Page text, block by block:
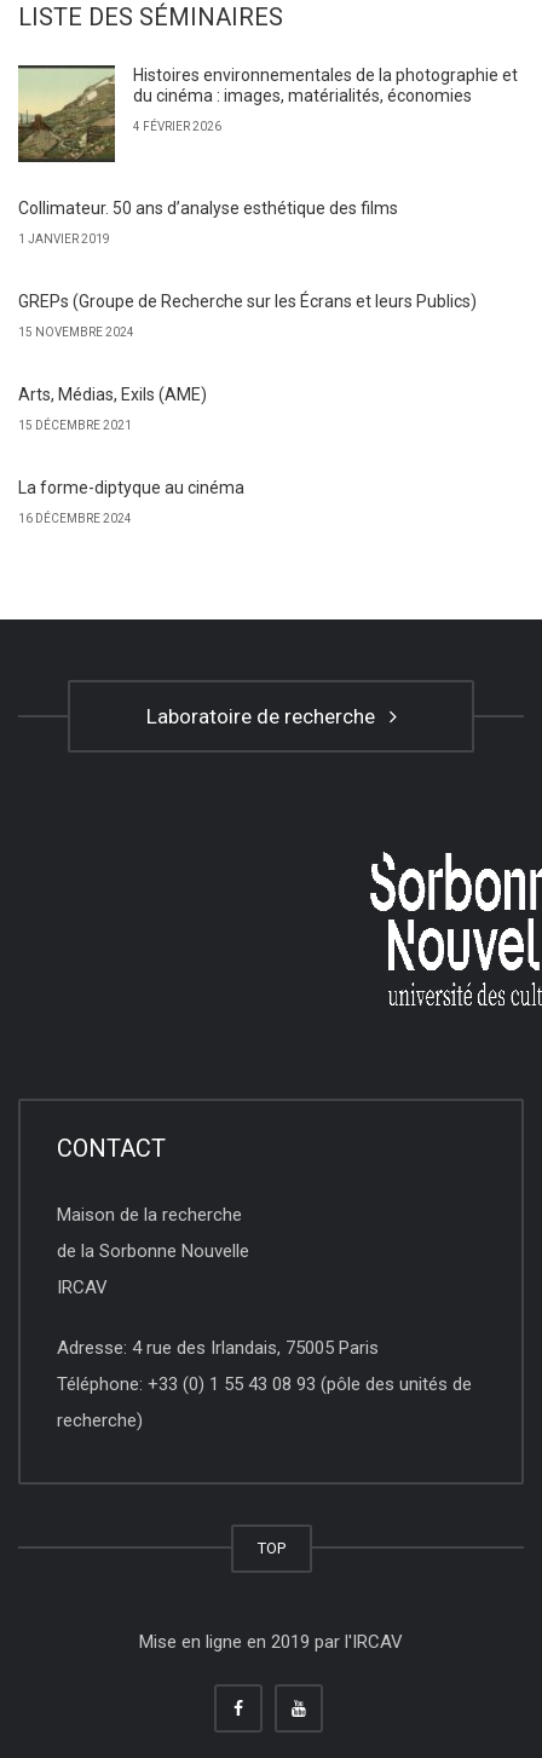
LISTE DES SÉMINAIRES
Histoires environnementales de la photographie et
du cinéma : images, matérialités, économies
4 FÉVRIER 2026
Collimateur. 50 ans d’analyse esthétique des films
1 JANVIER 2019
GREPs (Groupe de Recherche sur les Écrans et leurs Publics)
15 NOVEMBRE 2024
Arts, Médias, Exils (AME)
15 DÉCEMBRE 2021
La forme-diptyque au cinéma
16 DÉCEMBRE 2024
Laboratoire de recherche
CONTACT
Maison de la recherche
de la Sorbonne Nouvelle
IRCAV
Adresse: 4 rue des Irlandais, 75005 Paris
Téléphone: +33 (0) 1 55 43 08 93 (pôle des unités de
recherche)
TOP
Mise en ligne en 2019 par l'IRCAV